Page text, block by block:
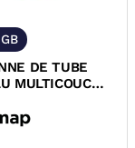
DE TUBE
MULTICOUCHE
COMAP